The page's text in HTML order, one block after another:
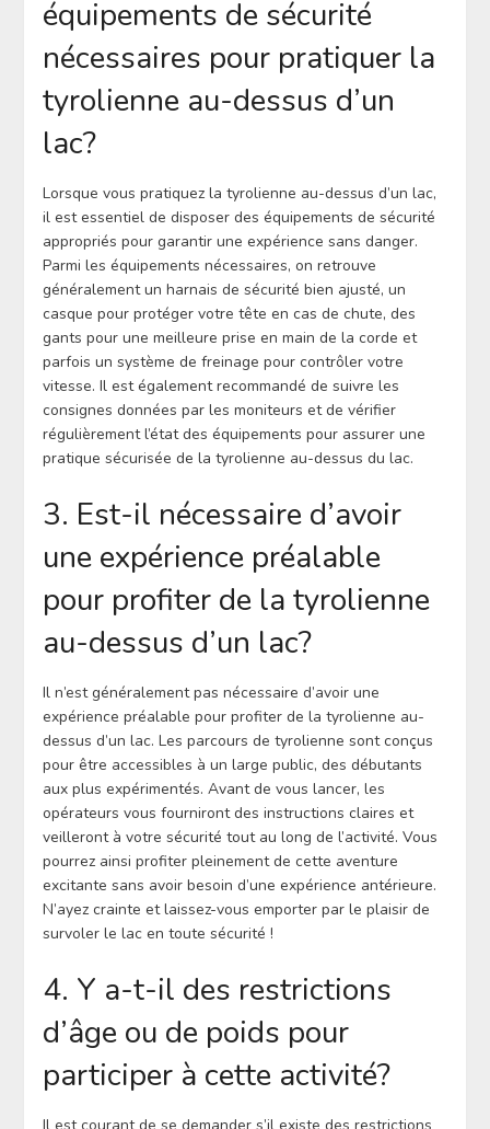
équipements de sécurité
nécessaires pour pratiquer la
tyrolienne au-dessus d’un
lac?
Lorsque vous pratiquez la tyrolienne au-dessus d’un lac,
il est essentiel de disposer des équipements de sécurité
appropriés pour garantir une expérience sans danger.
Parmi les équipements nécessaires, on retrouve
généralement un harnais de sécurité bien ajusté, un
casque pour protéger votre tête en cas de chute, des
gants pour une meilleure prise en main de la corde et
parfois un système de freinage pour contrôler votre
vitesse. Il est également recommandé de suivre les
consignes données par les moniteurs et de vérifier
régulièrement l’état des équipements pour assurer une
pratique sécurisée de la tyrolienne au-dessus du lac.
3. Est-il nécessaire d’avoir
une expérience préalable
pour profiter de la tyrolienne
au-dessus d’un lac?
Il n’est généralement pas nécessaire d’avoir une
expérience préalable pour profiter de la tyrolienne au-
dessus d’un lac. Les parcours de tyrolienne sont conçus
pour être accessibles à un large public, des débutants
aux plus expérimentés. Avant de vous lancer, les
opérateurs vous fourniront des instructions claires et
veilleront à votre sécurité tout au long de l’activité. Vous
pourrez ainsi profiter pleinement de cette aventure
excitante sans avoir besoin d’une expérience antérieure.
N’ayez crainte et laissez-vous emporter par le plaisir de
survoler le lac en toute sécurité !
4. Y a-t-il des restrictions
d’âge ou de poids pour
participer à cette activité?
Il est courant de se demander s’il existe des restrictions